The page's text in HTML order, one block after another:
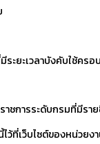
ระยะเวลาบังคับใช้คร
ชการระดับกรมที่มีรา
ว้ที่เว็บไซต์ของหน่วย